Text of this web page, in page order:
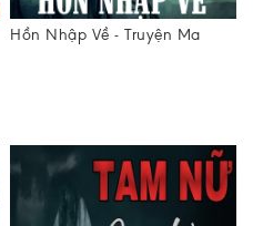
Hồn Nhập Về - Truyện Ma